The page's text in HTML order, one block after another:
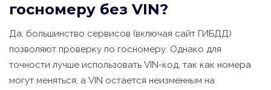
госномеру без VIN?
Да, большинство сервисов (включая сайт ГИБДД)
позволяют проверку по госномеру. Однако для
точности лучше использовать VIN-код, так как номера
могут меняться, а VIN остается неизменным на